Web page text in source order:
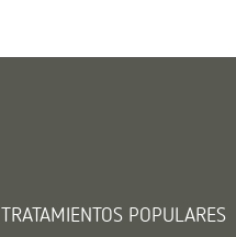
TRATAMIENTOS POPULARES